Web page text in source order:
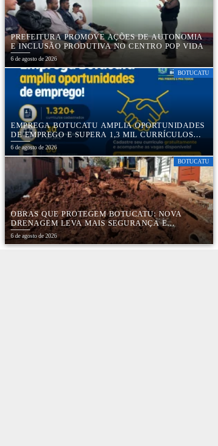
PREFEITURA PROMOVE AÇÕES DE AUTONOMIA
E INCLUSÃO PRODUTIVA NO CENTRO POP VIDA
6 de agosto de 2026
BOTUCATU
EMPREGA BOTUCATU AMPLIA OPORTUNIDADES
DE EMPREGO E SUPERA 1,3 MIL CURRÍCULOS
CADASTRADOS
6 de agosto de 2026
BOTUCATU
OBRAS QUE PROTEGEM BOTUCATU: NOVA
DRENAGEM LEVA MAIS SEGURANÇA E
TRANQUILIDADE AOS MORADORES DA COHAB
5
6 de agosto de 2026